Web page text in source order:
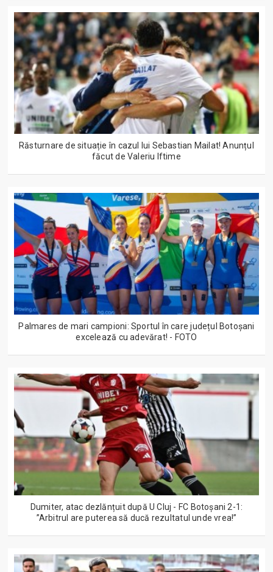
Răsturnare de situație în cazul lui Sebastian Mailat! Anunțul
făcut de Valeriu Iftime
Palmares de mari campioni: Sportul în care județul Botoșani
excelează cu adevărat! - FOTO
Dumiter, atac dezlănțuit după U Cluj - FC Botoșani 2-1:
”Arbitrul are puterea să ducă rezultatul unde vrea!”